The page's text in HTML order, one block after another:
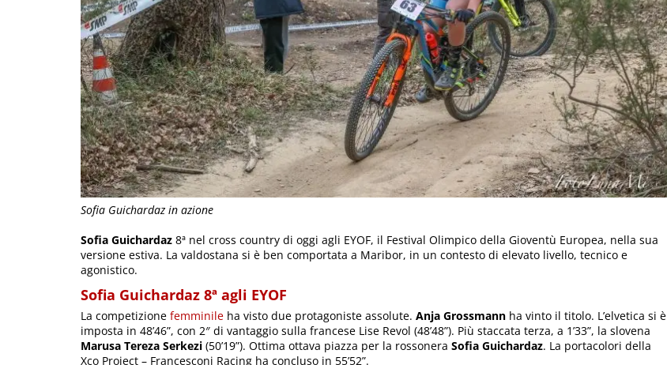
Sofia Guichardaz in azione
Sofia Guichardaz 8ª nel cross country di oggi agli EYOF, il Festival Olimpico della Gioventù Europea, nella sua
versione estiva. La valdostana si è ben comportata a Maribor, in un contesto di elevato livello, tecnico e
agonistico.
Sofia Guichardaz 8ª agli EYOF
La competizione femminile ha visto due protagoniste assolute. Anja Grossmann ha vinto il titolo. L’elvetica si è
imposta in 48’46”, con 2″ di vantaggio sulla francese Lise Revol (48’48”). Più staccata terza, a 1’33”, la slovena
Marusa Tereza Serkezi (50’19”). Ottima ottava piazza per la rossonera Sofia Guichardaz. La portacolori della
Xco Project – Francesconi Racing ha concluso in 55’52”.